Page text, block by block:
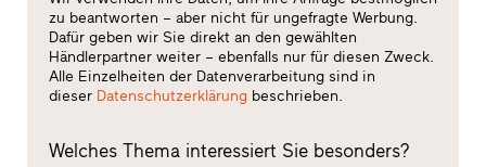
zu beantworten – aber nicht für ungefragte Werbung.
Dafür geben wir Sie direkt an den gewählten
Händlerpartner weiter – ebenfalls nur für diesen Zweck.
Alle Einzelheiten der Datenverarbeitung sind in
dieser Datenschutzerklärungbeschrieben.
Welches Thema interessiert Sie besonders?